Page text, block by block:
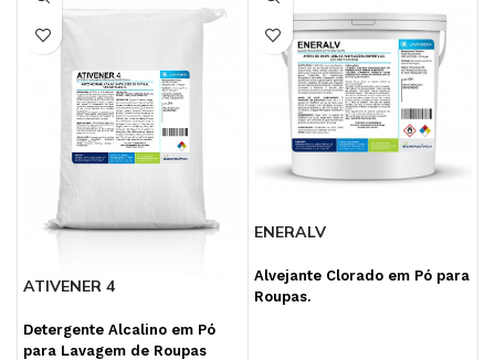
ATIVENER 4
Detergente Alcalino em Pó
para Lavagem de Roupas
ENERALV
Alvejante Clorado em Pó para
Roupas.